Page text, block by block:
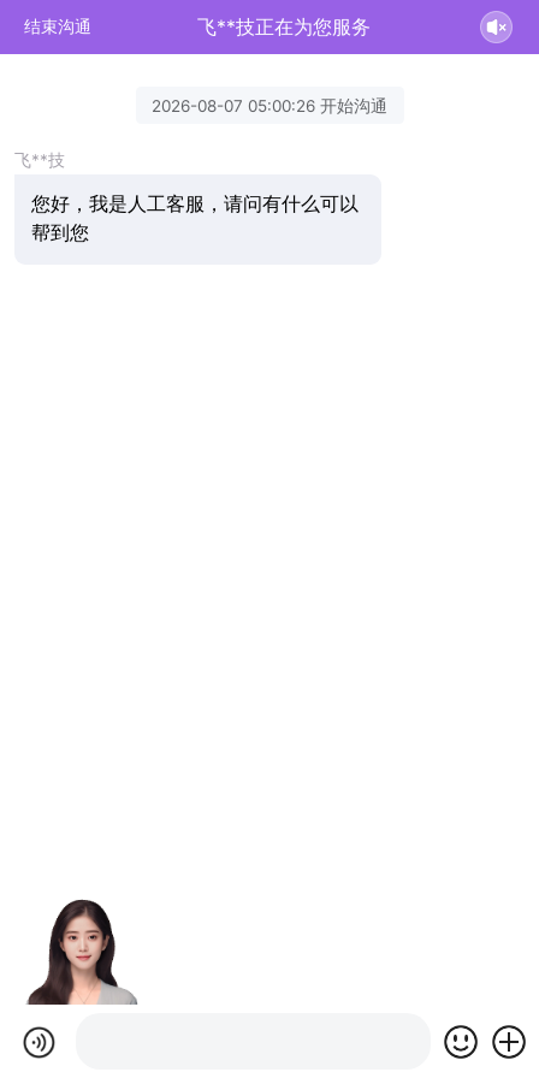
结束沟通 飞**技正在为您服务
2026-08-07 05:00:26 开始沟通
飞**技
您好，我是人工客服，请问有什么可以
帮到您